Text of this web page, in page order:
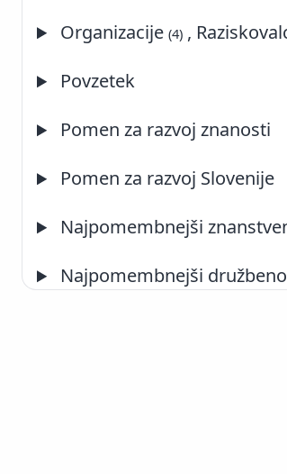
Organizacije(4) ,
Povzetek
Pomen za razvoj znanosti
Pomen za razvoj Slovenije
Najpomembnejši
Najpomembnejši